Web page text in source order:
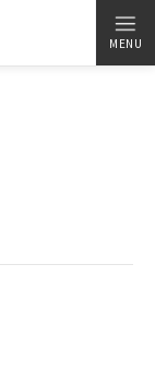
MENU